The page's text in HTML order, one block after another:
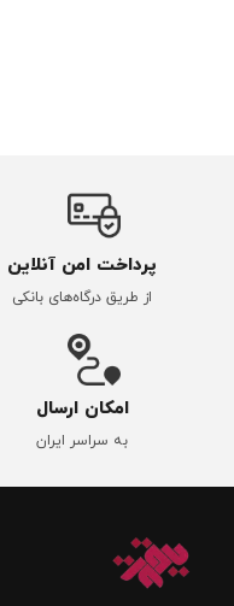
پرداخت امن آنلاین
از طریق درگاه‌های بانکی
امکان ارسال
به سراسر ایران